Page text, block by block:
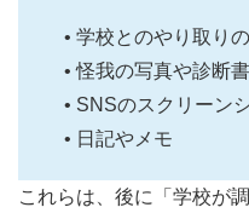
• 学校とのやり取り
• 怪我の写真や診断書
• SNSのスクリーン
• 日記やメモ
これらは、後に「学校が